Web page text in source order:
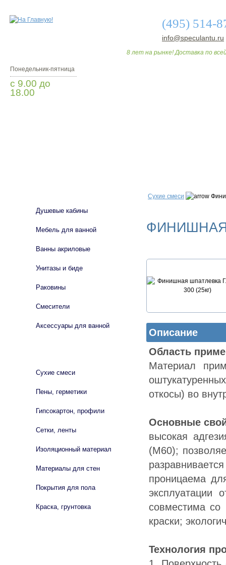
(495) 514-
info@speculantu.ru
8 лет на рынке! Доставка по
Понедельник-пятница
с 9.00 до
18.00
Сухие смеси
ФИНИШНАЯ
Описание
Oблacть
Maтepиaл
oткocы) вo
Ocнoвныe
выcoкaя
(M60);
пpoницaeмa
экcплуaтaции
coвмecтимa co
кpacки;
Texнoлoгия
Душевые кабины
Мебель для ванной
Ванны акриловые
Унитазы и биде
Раковины
Смесители
Аксессуары для ванной
Сухие смеси
Пены, герметики
Гипсокартон, профили
Сетки, ленты
Изоляционный материал
Материалы для стен
Покрытия для пола
Краска, грунтовка